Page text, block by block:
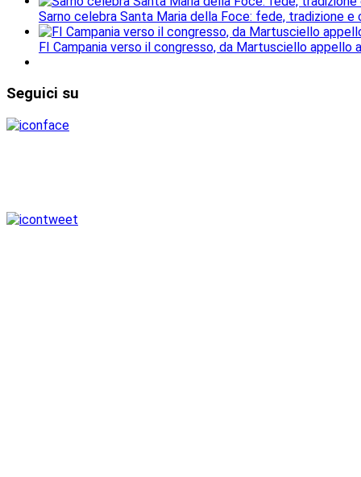
Sarno celebra Santa Maria della Foce: fede, tradizione
FI Campania verso il congresso, da Martusciello appello
Seguici su